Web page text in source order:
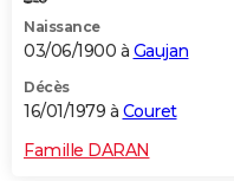
Naissance
03/06/1900 à Gaujan
Décès
16/01/1979 à Couret
Famille DARAN